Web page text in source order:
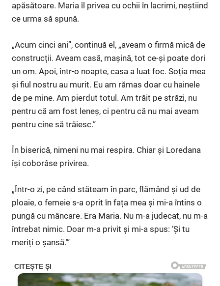
apăsătoare. Maria îl privea cu ochii în lacrimi, neștiind
ce urma să spună.
„Acum cinci ani”, continuă el, „aveam o firmă mică de
construcții. Aveam casă, mașină, tot ce-și poate dori
un om. Apoi, într-o noapte, casa a luat foc. Soția mea
și fiul nostru au murit. Eu am rămas doar cu hainele
de pe mine. Am pierdut totul. Am trăit pe străzi, nu
pentru că am fost leneș, ci pentru că nu mai aveam
pentru cine să trăiesc.”
În biserică, nimeni nu mai respira. Chiar și Loredana
își coborâse privirea.
„Într-o zi, pe când stăteam în parc, flămând și ud de
ploaie, o femeie s-a oprit în fața mea și mi-a întins o
pungă cu mâncare. Era Maria. Nu m-a judecat, nu m-a
întrebat nimic. Doar m-a privit și mi-a spus: ‘Și tu
meriți o șansă.’”